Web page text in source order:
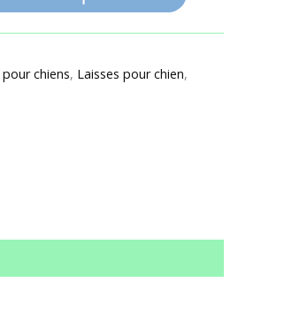
chiens, Laisses pour chien,